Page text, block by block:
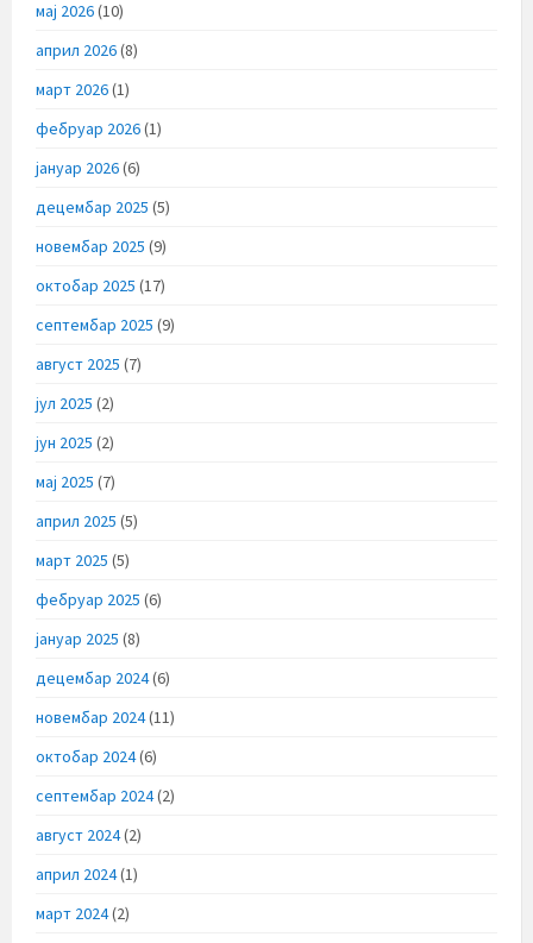
мај 2026(10)
април 2026(8)
март 2026(1)
фебруар 2026(1)
јануар 2026(6)
децембар 2025 (5)
новембар 2025 (9)
октобар 2025 (17)
септембар 2025 (9)
август 2025 (7)
јул 2025 (2)
јун 2025 (2)
мај 2025 (7)
април 2025 (5)
март 2025 (5)
фебруар 2025 (6)
јануар 2025 (8)
децембар 2024(6)
новембар 2024(11)
октобар 2024(6)
септембар 2024(2)
август 2024(2)
април 2024(1)
март 2024(2)